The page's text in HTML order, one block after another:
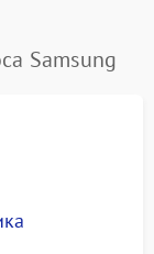
Samsung